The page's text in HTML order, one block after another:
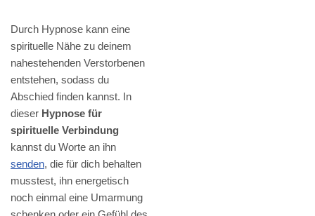
Durch Hypnose kann eine
spirituelle Nähe zu deinem
nahestehenden Verstorbenen
entstehen, sodass du
Abschied finden kannst. In
dieser Hypnose für
spirituelle Verbindung
kannst du Worte an ihn
senden, die für dich behalten
musstest, ihn energetisch
noch einmal eine Umarmung